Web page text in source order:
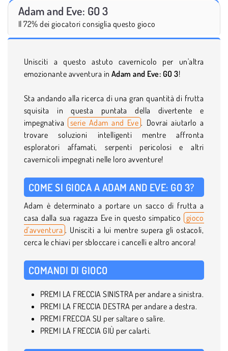
Adam and Eve: GO 3
Il 72% dei giocatori consiglia questo gioco
Unisciti a questo astuto cavernicolo per un'altra
emozionante avventura in Adam and Eve: GO 3!
Sta andando alla ricerca di una gran quantità di frutta
squisita in questa puntata della divertente e
impegnativa
serie Adam and Eve . Dovrai aiutarlo a
trovare soluzioni intelligenti mentre affronta
esploratori affamati, serpenti pericolosi e altri
cavernicoli impegnati nelle loro avventure!
COME SI GIOCA A ADAM AND EVE: GO 3?
Adam è determinato a portare un sacco di frutta a
casa dalla sua ragazza Eve in questo simpatico gioco
d'avventura . Unisciti a lui mentre supera gli ostacoli,
cerca le chiavi per sbloccare i cancelli e altro ancora!
COMANDI DI GIOCO
PREMI LA FRECCIA SINISTRA per andare a sinistra.
PREMI LA FRECCIA DESTRA per andare a destra.
PREMI FRECCIA SU per saltare o salire.
PREMI LA FRECCIA GIÙ per calarti.